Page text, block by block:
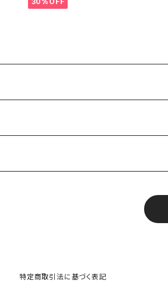
特定商取引法に基づく表記